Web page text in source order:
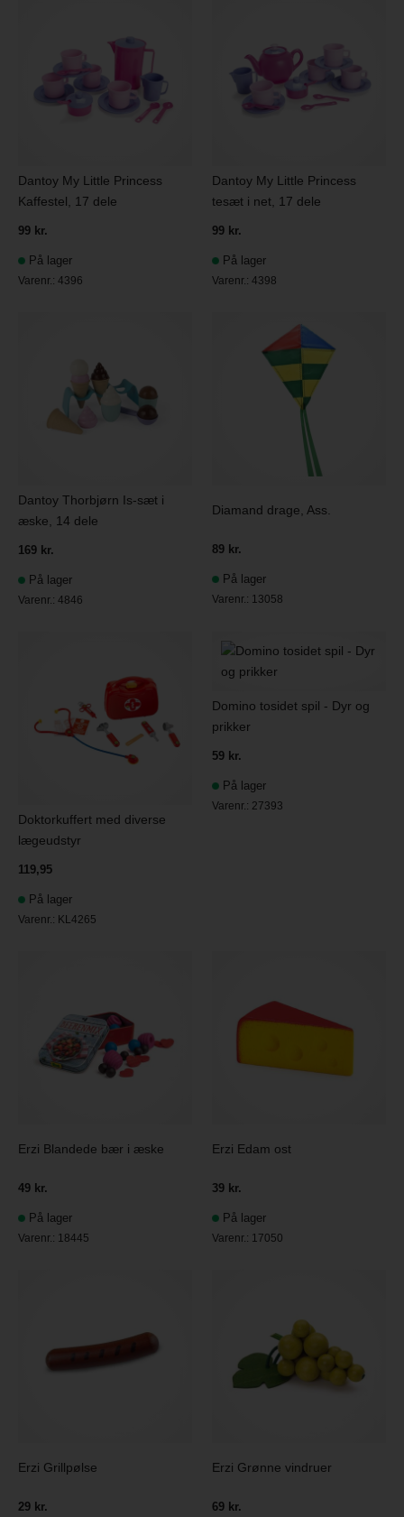
Dantoy My Little Princess
Kaffestel, 17 dele
99 kr.
På lager
Varenr.:4396
Dantoy My Little Princess
tesæt i net, 17 dele
99 kr.
På lager
Varenr.:4398
Dantoy Thorbjørn Is-sæt i
æske, 14 dele
169 kr.
På lager
Varenr.:4846
Diamand drage, Ass.
89 kr.
På lager
Varenr.: 13058
Doktorkuffert med diverse
lægeudstyr
119,95
På lager
Varenr.: KL4265
Domino tosidet spil - Dyr og
prikker
59 kr.
På lager
Varenr.: 27393
Erzi Blandede bær i æske
49 kr.
På lager
Varenr.: 18445
Erzi Edam ost
39 kr.
På lager
Varenr.: 17050
Erzi Grillpølse
29 kr.
Erzi Grønne vindruer
69 kr.